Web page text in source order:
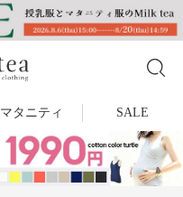
マタニティ SALE